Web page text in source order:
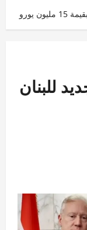
يورو
للبنان